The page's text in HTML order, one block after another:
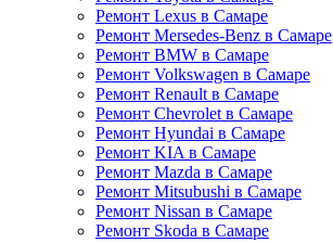
Ремонт Lexus в Самаре
Ремонт Mersedes-Benz в Самаре
Ремонт BMW в Самаре
Ремонт Volkswagen в Самаре
Ремонт Renault в Самаре
Ремонт Chevrolet в Самаре
Ремонт Hyundai в Самаре
Ремонт KIA в Самаре
Ремонт Mazda в Самаре
Ремонт Mitsubushi в Самаре
Ремонт Nissan в Самаре
Ремонт Skoda в Самаре